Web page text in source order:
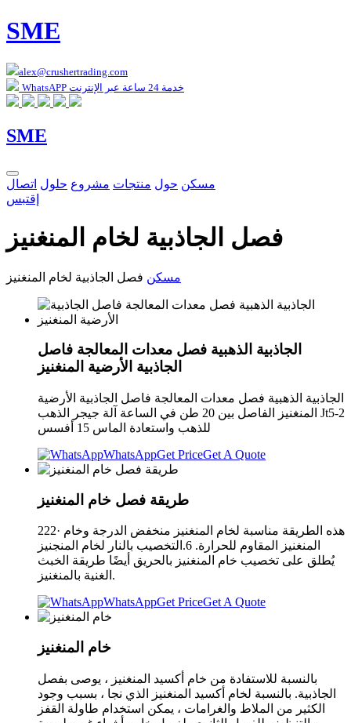
SME
alex@crushertrading.com
WhatsAPP خدمة 24 ساعة عبر الإنترنت
SME
مسكن حول منتجات مشروع حلول اتصال
إقتبس
فصل الجاذبية لخام المنغنيز
مسكن فصل الجاذبية لخام المنغنيز
الجاذبية الذهبية فصل معدات المعالجة فاصل
الجاذبية الأرضية المنغنيز
الجاذبية الذهبية فصل معدات المعالجة فاصل الجاذبية الأرضية
المنغنيز الفاصل بين 20 طن في الساعة آلة جيجر الذهب Jt5-2
للذهب واستعادة الماس 15 أفسس
WhatsAppGet PriceGet A Quote
طريقة فصل خام المنغنيز
222· هذه الطريقة مناسبة لخام المنغنيز منخفض الدرجة وخام
المنغنيز المقاوم للحرارة. 6.التخصيب بالنار لخام المنجنيز
يُطلق على تخصيب خام المنغنيز بالحريق أيضًا طريقة الخبث
الغنية بالمنغنيز.
WhatsAppGet PriceGet A Quote
خام المنغنيز
بالنسبة للاستفادة من خام أكسيد المنغنيز ، يوصى بفصل
الجاذبية. بالنسبة لخام أكسيد المنغنيز الذي نجا ، بسبب وجود
الكثير من الملاط والغرامات ، يمكن استخدام طاولة القفز